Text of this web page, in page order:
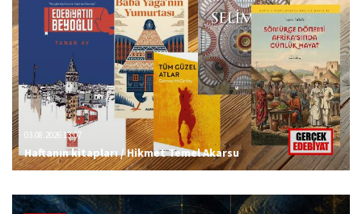
03.08.2026 13:07
Haftanın kitapları / Hikmet Temel Akarsu